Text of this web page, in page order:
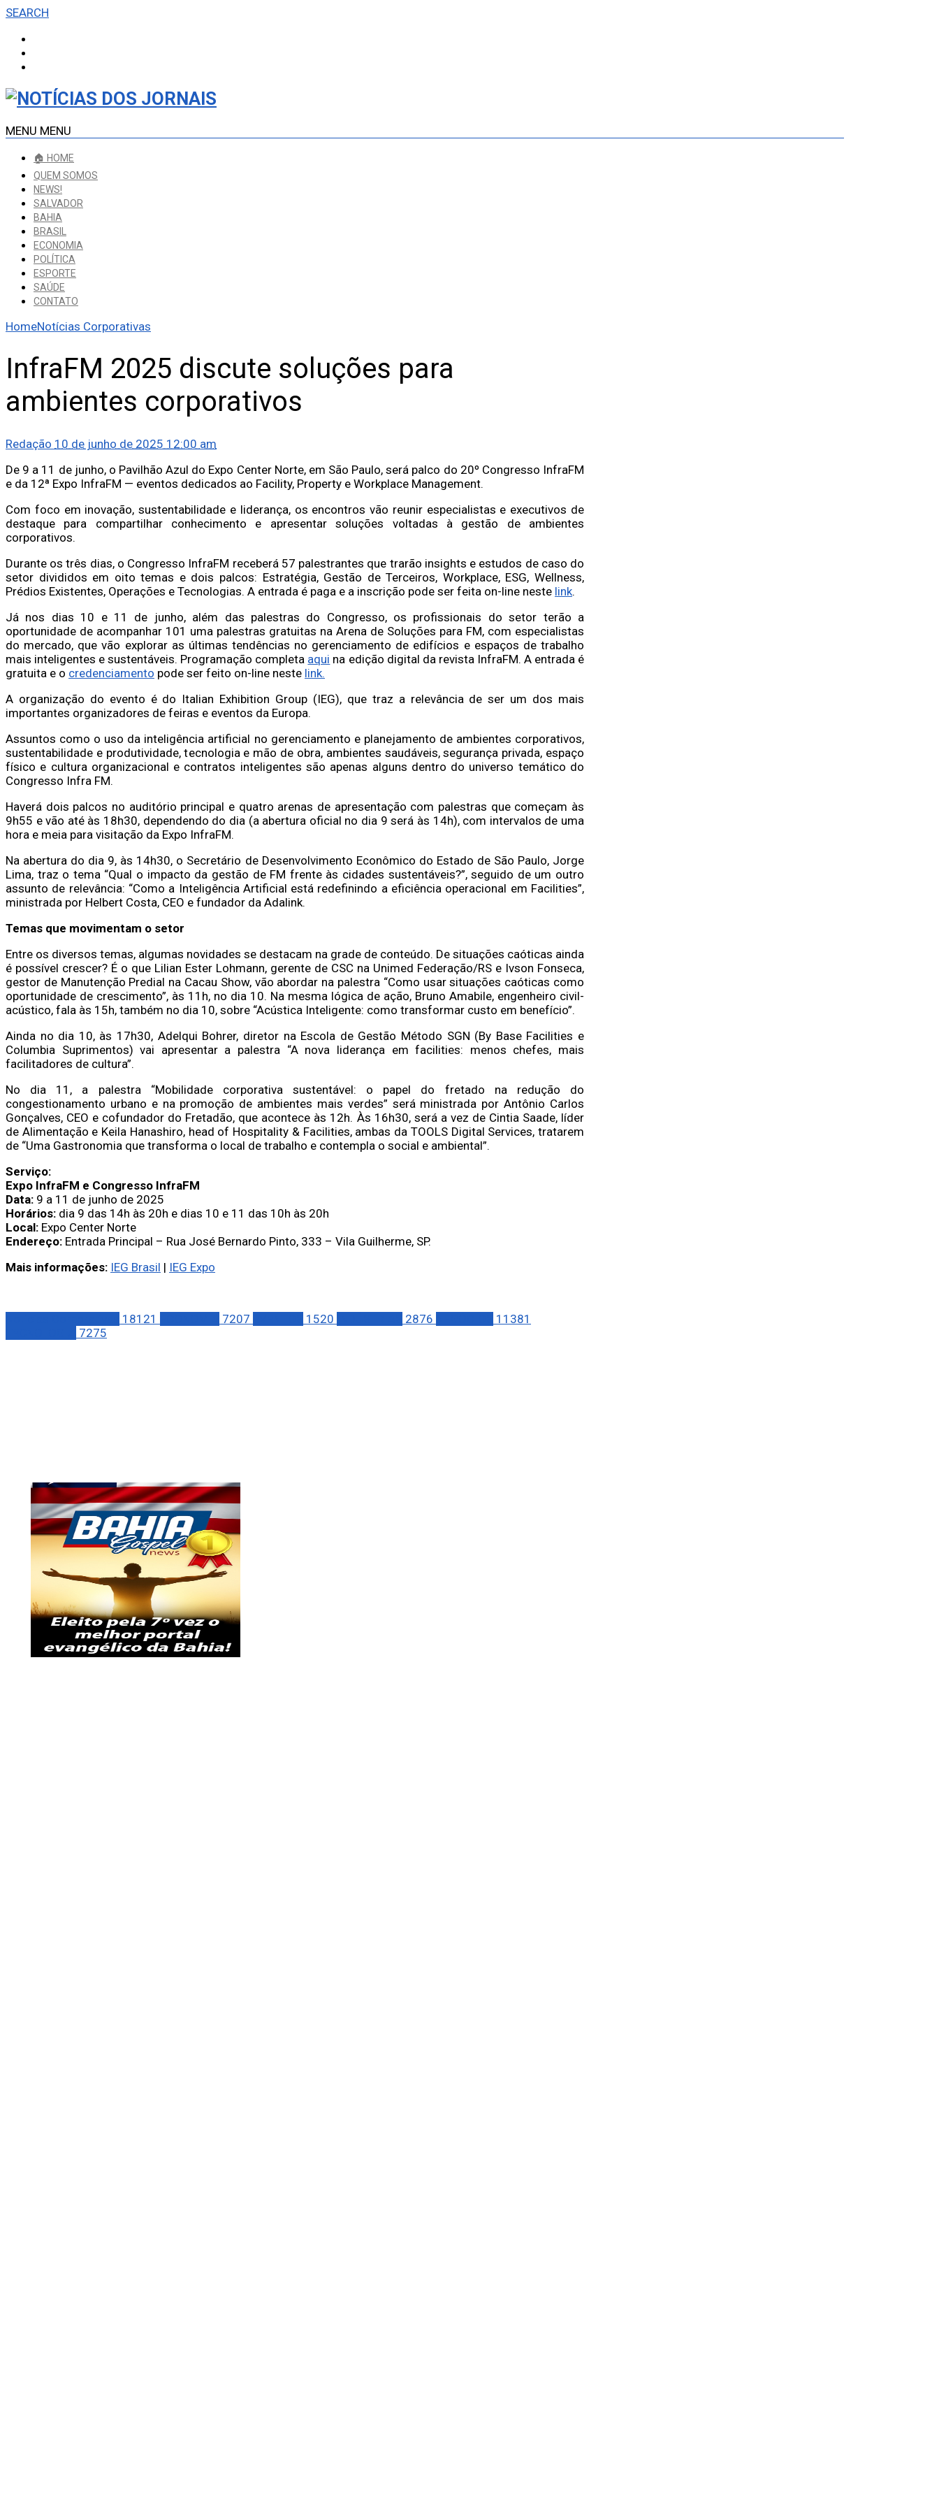
SEARCH
MENU MENU
🏠 HOME
QUEM SOMOS
NEWS!
SALVADOR
BAHIA
BRASIL
ECONOMIA
POLÍTICA
ESPORTE
SAÚDE
CONTATO
HomeNotícias Corporativas
InfraFM 2025 discute soluções para
ambientes corporativos
Redação 10 de junho de 2025 12:00 am
De 9 a 11 de junho, o Pavilhão Azul do Expo Center Norte, em São Paulo, será palco do 20º Congresso InfraFM
e da 12ª Expo InfraFM — eventos dedicados ao Facility, Property e Workplace Management.
Com foco em inovação, sustentabilidade e liderança, os encontros vão reunir especialistas e executivos de
destaque para compartilhar conhecimento e apresentar soluções voltadas à gestão de ambientes
corporativos.
Durante os três dias, o Congresso InfraFM receberá 57 palestrantes que trarão insights e estudos de caso do
setor divididos em oito temas e dois palcos: Estratégia, Gestão de Terceiros, Workplace, ESG, Wellness,
Prédios Existentes, Operações e Tecnologias. A entrada é paga e a inscrição pode ser feita on-line neste link.
Já nos dias 10 e 11 de junho, além das palestras do Congresso, os profissionais do setor terão a
oportunidade de acompanhar 101 uma palestras gratuitas na Arena de Soluções para FM, com especialistas
do mercado, que vão explorar as últimas tendências no gerenciamento de edifícios e espaços de trabalho
mais inteligentes e sustentáveis. Programação completa aqui na edição digital da revista InfraFM. A entrada é
gratuita e o credenciamento pode ser feito on-line neste link.
A organização do evento é do Italian Exhibition Group (IEG), que traz a relevância de ser um dos mais
importantes organizadores de feiras e eventos da Europa.
Assuntos como o uso da inteligência artificial no gerenciamento e planejamento de ambientes corporativos,
sustentabilidade e produtividade, tecnologia e mão de obra, ambientes saudáveis, segurança privada, espaço
físico e cultura organizacional e contratos inteligentes são apenas alguns dentro do universo temático do
Congresso Infra FM.
Haverá dois palcos no auditório principal e quatro arenas de apresentação com palestras que começam às
9h55 e vão até às 18h30, dependendo do dia (a abertura oficial no dia 9 será às 14h), com intervalos de uma
hora e meia para visitação da Expo InfraFM.
Na abertura do dia 9, às 14h30, o Secretário de Desenvolvimento Econômico do Estado de São Paulo, Jorge
Lima, traz o tema “Qual o impacto da gestão de FM frente às cidades sustentáveis?”, seguido de um outro
assunto de relevância: “Como a Inteligência Artificial está redefinindo a eficiência operacional em Facilities”,
ministrada por Helbert Costa, CEO e fundador da Adalink.
Temas que movimentam o setor
Entre os diversos temas, algumas novidades se destacam na grade de conteúdo. De situações caóticas ainda
é possível crescer? É o que Lilian Ester Lohmann, gerente de CSC na Unimed Federação/RS e Ivson Fonseca,
gestor de Manutenção Predial na Cacau Show, vão abordar na palestra “Como usar situações caóticas como
oportunidade de crescimento”, às 11h, no dia 10. Na mesma lógica de ação, Bruno Amabile, engenheiro civil-
acústico, fala às 15h, também no dia 10, sobre “Acústica Inteligente: como transformar custo em benefício”.
Ainda no dia 10, às 17h30, Adelqui Bohrer, diretor na Escola de Gestão Método SGN (By Base Facilities e
Columbia Suprimentos) vai apresentar a palestra “A nova liderança em facilities: menos chefes, mais
facilitadores de cultura”.
No dia 11, a palestra “Mobilidade corporativa sustentável: o papel do fretado na redução do
congestionamento urbano e na promoção de ambientes mais verdes” será ministrada por Antônio Carlos
Gonçalves, CEO e cofundador do Fretadão, que acontece às 12h. Às 16h30, será a vez de Cintia Saade, líder
de Alimentação e Keila Hanashiro, head of Hospitality & Facilities, ambas da TOOLS Digital Services, tratarem
de “Uma Gastronomia que transforma o local de trabalho e contempla o social e ambiental”.
Serviço:
Expo InfraFM e Congresso InfraFM
Data: 9 a 11 de junho de 2025
Horários: dia 9 das 14h às 20h e dias 10 e 11 das 10h às 20h
Local: Expo Center Norte
Endereço: Entrada Principal – Rua José Bernardo Pinto, 333 – Vila Guilherme, SP.
Mais informações: IEG Brasil | IEG Expo
18121 7207 1520 2876
11381
7275